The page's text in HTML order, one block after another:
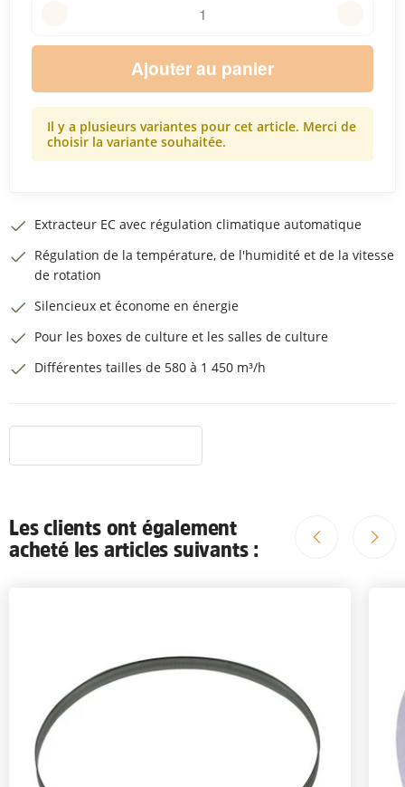
Ajouter au panier
Il y a plusieurs variantes pour cet article. Merci de
choisir la variante souhaitée.
Extracteur EC avec régulation climatique automatique
Régulation de la température, de l'humidité et de la vitesse
de rotation
Silencieux et économe en énergie
Pour les boxes de culture et les salles de culture
Différentes tailles de 580 à 1 450 m³/h
Les clients ont également
acheté les articles suivants :